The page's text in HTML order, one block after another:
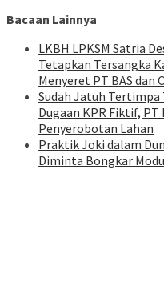
Bacaan Lainnya
LKBH LPKSM Satria
Tetapkan Tersangka
Menyeret PT BAS dan
Sudah Jatuh Tertimpa
Dugaan KPR Fiktif,
Penyerobotan Lahan
Praktik Joki dalam
Diminta Bongkar